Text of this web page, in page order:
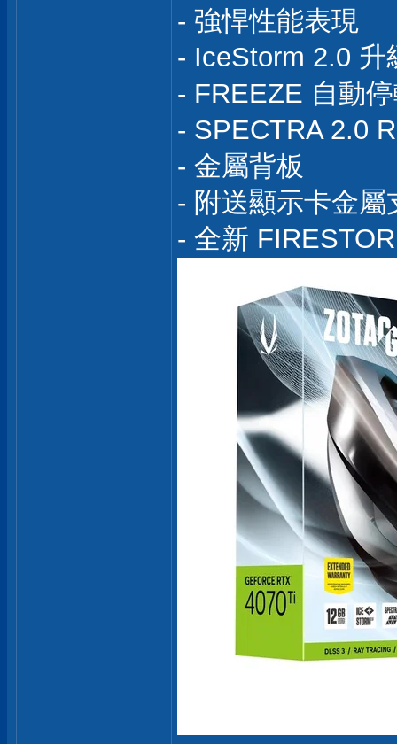
- 強悍性能表現
- IceStorm 2.0 升
- FREEZE 自動
- SPECTRA 2.0
- 金屬背板
- 附送顯示卡金屬
- 全新